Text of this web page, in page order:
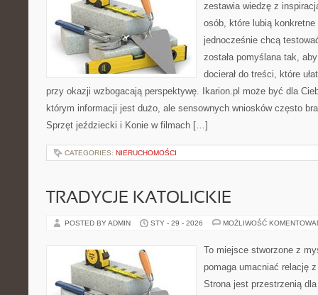
zestawia wiedzę z
osób, które lubią
jednocześnie chcą
została pomyślana tak,
docierał do treści, które
przy okazji wzbogacają perspektywę. Ikarion.pl może być dla
którym informacji jest dużo, ale sensownych wniosków często
Sprzęt jeździecki i Konie w filmach […]
CATEGORIES: NIERUCHOMOŚCI
TRADYCJE KATOLICKIE
POSTED BY ADMIN STY - 29 - 2026 MOŻLIWOŚĆ
To miejsce stworzone z
pomaga umacniać relację
Strona jest przestrzenią